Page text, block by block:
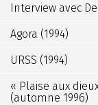
Interview avec
Agora (1994)
URSS (1994)
« Plaise aux
(automne 1996)